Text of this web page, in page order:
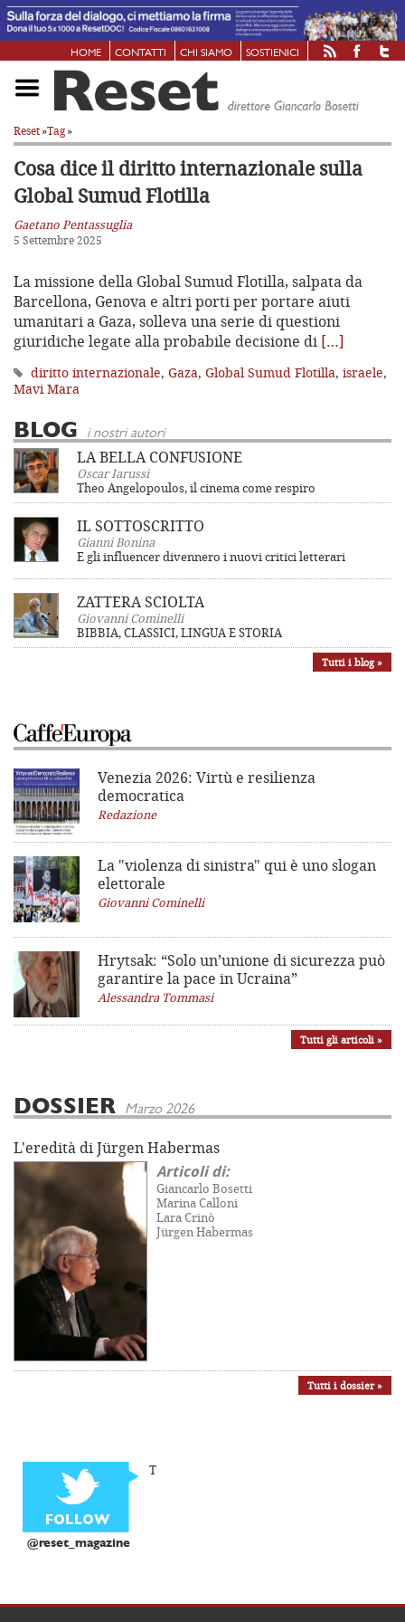
HOME CONTATTI CHI SIAMO SOSTIENICI
Reset»Tag»
Cosa dice il diritto internazionale sulla
Global Sumud Flotilla
Gaetano Pentassuglia
5 Settembre 2025
La missione della Global Sumud Flotilla, salpata da
Barcellona, Genova e altri porti per portare aiuti
umanitari a Gaza, solleva una serie di questioni
giuridiche legate alla probabile decisione di […]
diritto internazionale, Gaza, Global Sumud Flotilla, israele,
Mavi Mara
BLOG i nostri autori
LA BELLA CONFUSIONE
Oscar Iarussi
Theo Angelopoulos, il cinema come respiro
IL SOTTOSCRITTO
Gianni Bonina
E gli influencer divennero i nuovi critici letterari
ZATTERA SCIOLTA
Giovanni Cominelli
BIBBIA, CLASSICI, LINGUA E STORIA
Tutti i blog »
Venezia 2026: Virtù e resilienza
democratica
Redazione
La "violenza di sinistra" qui è uno slogan
elettorale
Giovanni Cominelli
Hrytsak: “Solo un’unione di sicurezza può
garantire la pace in Ucraina”
Alessandra Tommasi
Tutti gli articoli »
DOSSIER Marzo 2026
L'eredità di Jürgen Habermas
Articoli di:
Giancarlo Bosetti
Marina Calloni
Lara Crinò
Jürgen Habermas
Tutti i dossier »
@reset_magazine
T